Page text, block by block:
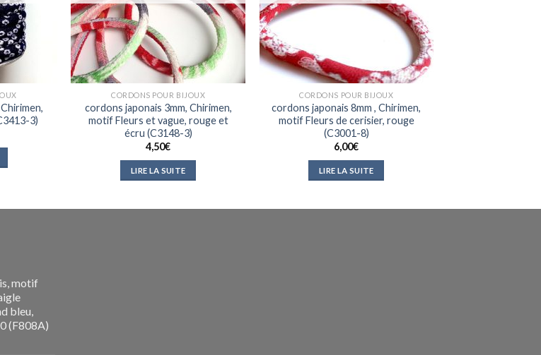
3)
CORDONS POUR BIJOUX
cordons japonais 3mm, Chirimen,
motif Fleurs et vague, rouge et
écru (C3148-3)
4,50€
LIRE LA SUITE
CORDONS POUR BIJOUX
cordons japonais 8mm , Chirimen,
motif Fleurs de cerisier, rouge
(C3001-8)
6,00€
LIRE LA SUITE
motif
bleu,
(F808A)